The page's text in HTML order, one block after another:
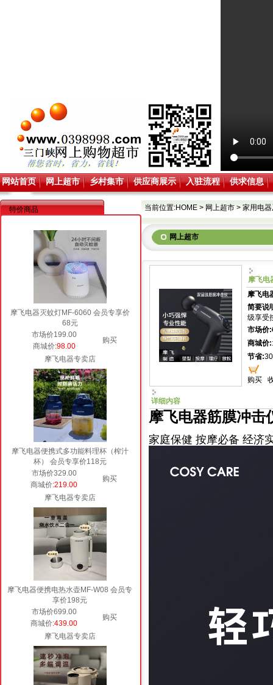
网站首页 网上超市 乡村集市 供应商展示 入驻流程 供求信息
特价商品
摩飞电器灭蚊灯MF-6060 会员专享价
68元
市场价199.00
购买
商城价:98.00
摩飞电器专卖店
摩飞电器便携式多功能料理杯（榨汁
杯） 会员专享价118元
市场价329.00
购买
商城价:219.00
摩飞电器专卖店
摩飞电器便携电热水壶MF-W08 会员专
享价198元
市场价699.00
购买
商城价:439.00
摩飞电器专卖店
当前位置:HOME > 网上超市 > 家用电
网上超市
摩飞电
摩飞电
简要说
级享受
市场价:
商城价:
节省:
购买
详细内容
摩飞电器筋膜冲
家庭保健 按摩必备 经济